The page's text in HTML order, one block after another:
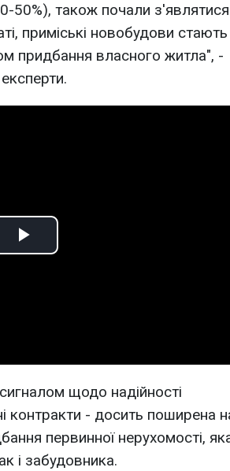
50%), також почали з'являтися
приміські новобудови стають
придбання власного житла", -
Play
щодо надійності
контракти - досить поширена
первинної нерухомості,
і забудовника.